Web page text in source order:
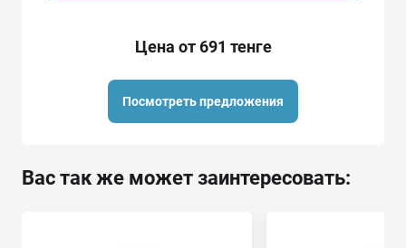
Цена от 691 тенге
Посмотреть предложения
Вас так же может заинтересовать: